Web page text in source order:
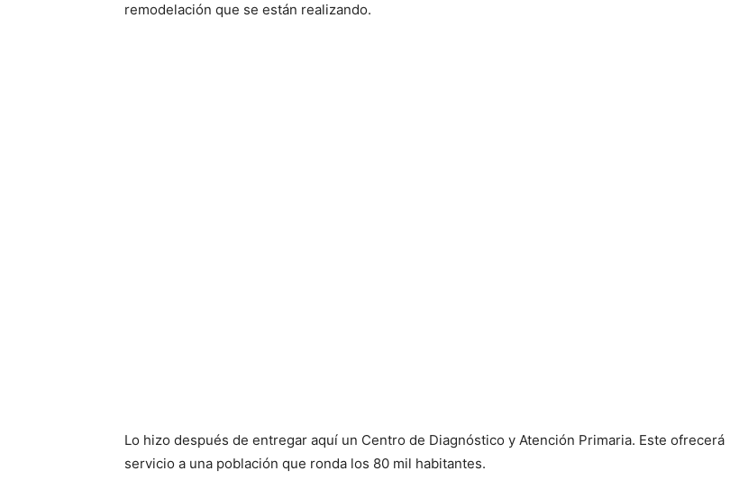
remodelación que se están realizando.
Lo hizo después de entregar aquí un Centro de Diagnóstico y Atención Primaria. Este ofrecerá
servicio a una población que ronda los 80 mil habitantes.